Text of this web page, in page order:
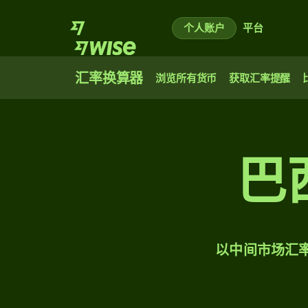
个人账户 平台
汇率换算器 浏览所有货币 获取汇率提醒
巴
以中间市场汇